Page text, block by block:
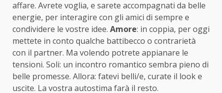
affare. Avrete voglia, e sarete accompagnati da belle
energie, per interagire con gli amici di sempre e
condividere le vostre idee. Amore: in coppia, per oggi
mettete in conto qualche battibecco o contrarietà
con il partner. Ma volendo potrete appianare le
tensioni. Soli: un incontro romantico sembra pieno di
belle promesse. Allora: fatevi belli/e, curate il look e
uscite. La vostra autostima farà il resto.